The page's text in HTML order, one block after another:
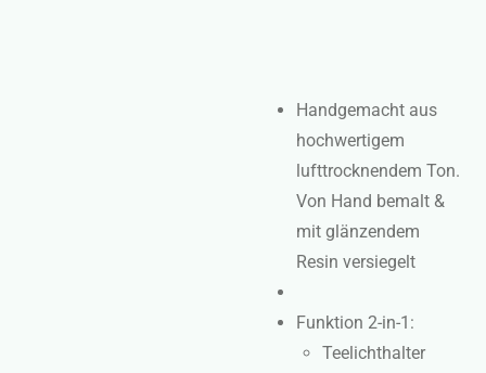
Handgemacht aus
hochwertigem
lufttrocknendem Ton.
Von Hand bemalt &
mit glänzendem
Resin versiegelt
Funktion 2-in-1:
Teelichthalter